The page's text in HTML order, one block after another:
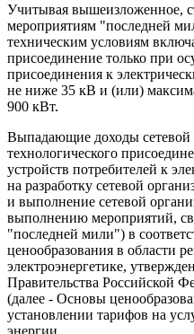
Учитывая вышеизложенное,
мероприятиям "последней
техническим условиям
присоединение только при
присоединения к
не ниже 35 кВ и (или)
900 кВт.
Выпадающие доходы сетевой
технологического
устройств потребителей к
на разработку сетевой
и выполнение сетевой
выполнению мероприятий,
"последней мили") в
ценообразования в области
электроэнергетике,
Правительства Российской
(далее - Основы
установлении тарифов на
энергии.